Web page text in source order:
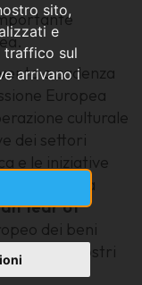
sito,
e
traffico sul
arrivano i
a cadenza
Europea
culturale
dei settori
e le iniziative
2017 segna
Year of
dei beni
ai nostri